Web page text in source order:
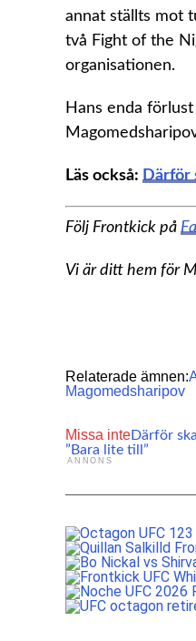
annat ställts mot
två Fight of the
organisationen.
Hans enda
Läs också: Därför
Följ Frontkick på
Vi är ditt hem för
Relaterade ämnen:
Magomedsharipov
Missa inteDärför
”Bara lite till”
ANNONS